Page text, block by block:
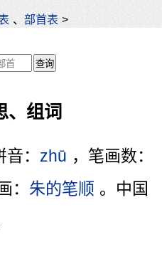
、部首表 >
、组词
： zhū ，笔画数：
： 朱的笔顺 。中国